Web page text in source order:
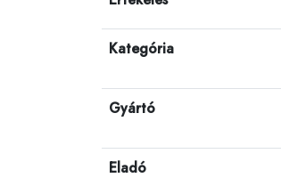
Kategória
Gyártó
Eladó